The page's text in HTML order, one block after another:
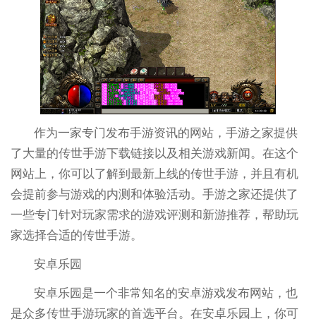
作为一家专门发布手游资讯的网站，手游之家提供
了大量的传世手游下载链接以及相关游戏新闻。在这个
网站上，你可以了解到最新上线的传世手游，并且有机
会提前参与游戏的内测和体验活动。手游之家还提供了
一些专门针对玩家需求的游戏评测和新游推荐，帮助玩
家选择合适的传世手游。
安卓乐园
安卓乐园是一个非常知名的安卓游戏发布网站，也
是众多传世手游玩家的首选平台。在安卓乐园上，你可